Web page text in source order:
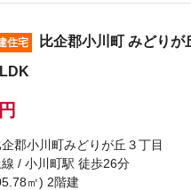
住宅
比企郡小川町 みどりが
郡小川町みどりが丘３丁目
/ 小川町駅 徒歩26分
㎡) 2階建